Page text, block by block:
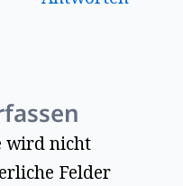
wird nicht
Felder